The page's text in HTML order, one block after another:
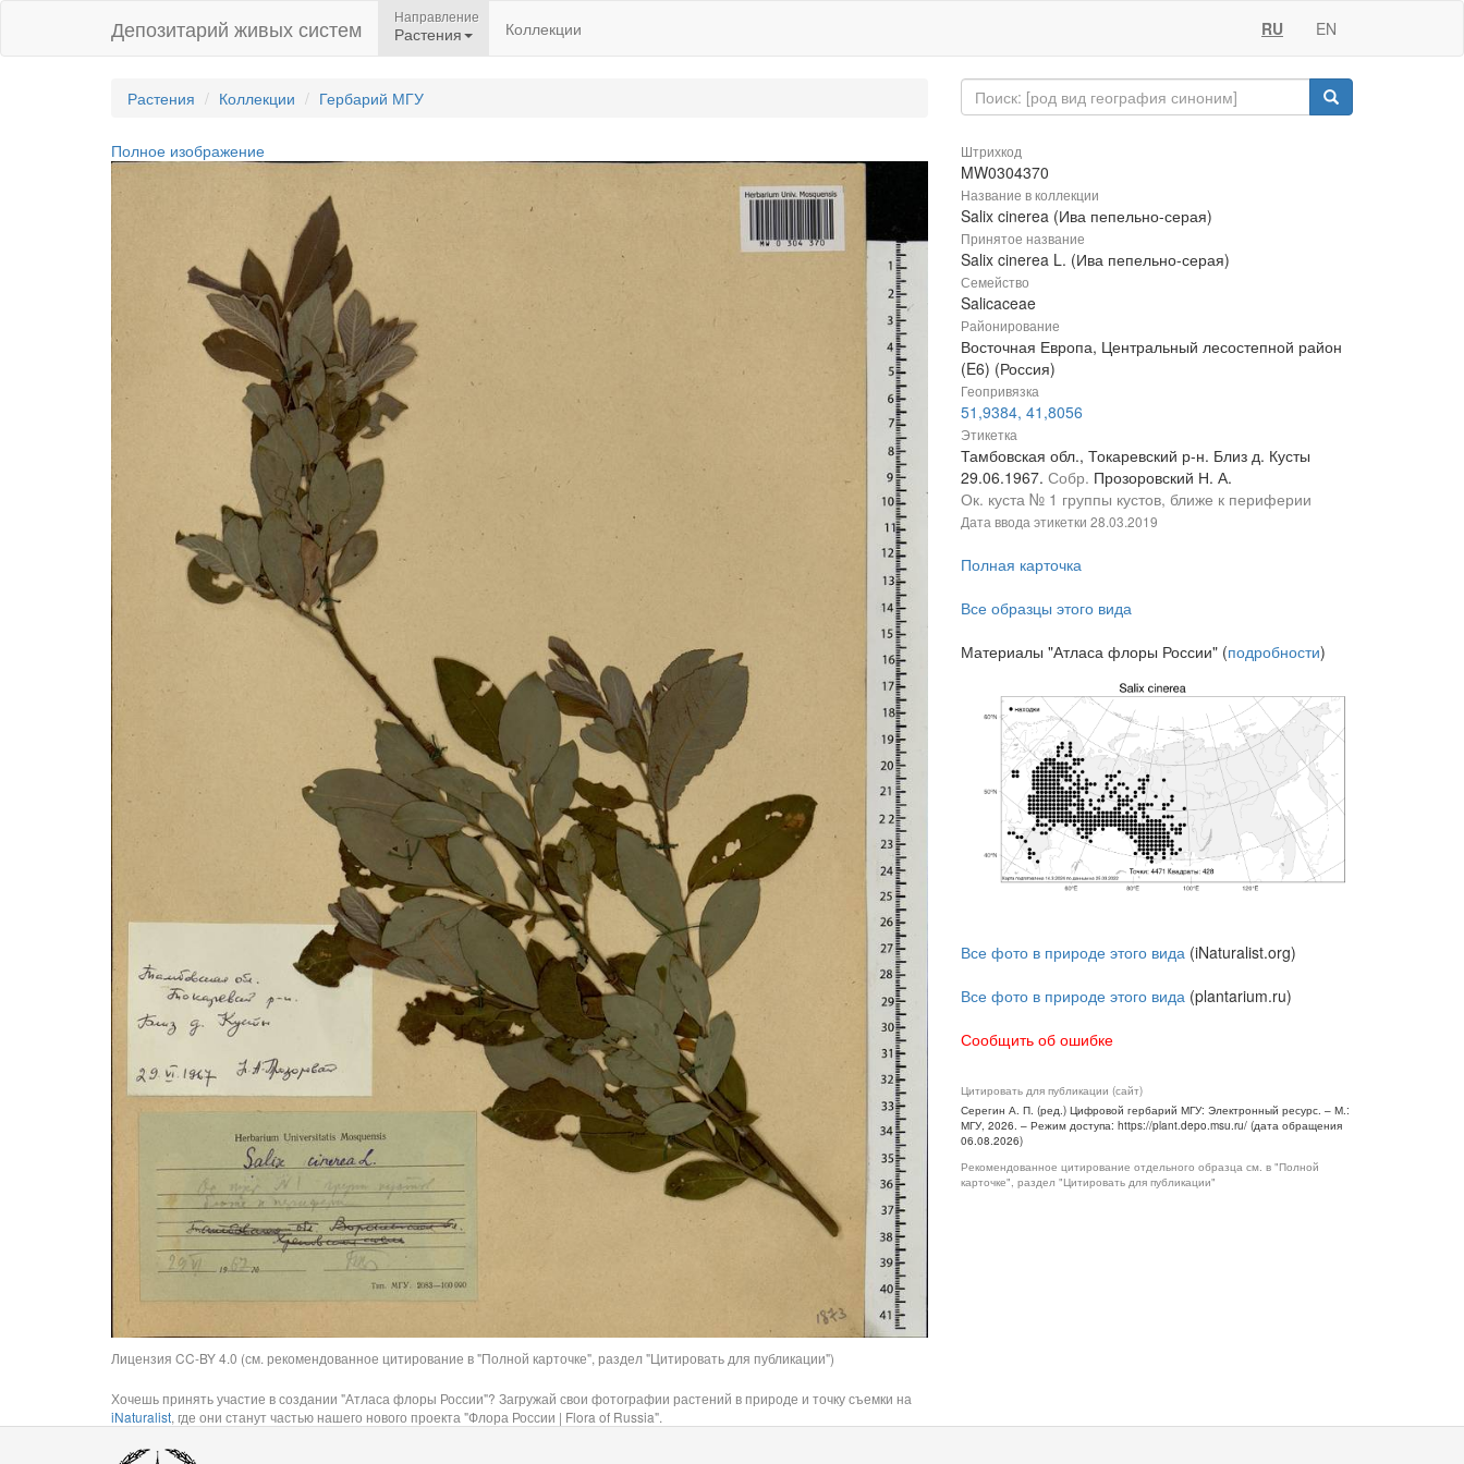
Депозитарий живых систем Направление
Растения Коллекции RU EN
Растения Коллекции Гербарий МГУ
Полное изображение
Лицензия CC-BY 4.0 (см. рекомендованное цитирование в "Полной карточке", раздел "Цитировать для публикации")
Хочешь принять участие в создании "Атласа флоры России"? Загружай свои фотографии растений в природе и точку съемки на
iNaturalist, где они станут частью нашего нового проекта "Флора России | Flora of Russia".
Штрихкод
MW0304370
Название в коллекции
Salix cinerea (Ива пепельно-серая)
Принятое название
Salix cinerea L. (Ива пепельно-серая)
Семейство
Salicaceae
Районирование
Восточная Европа, Центральный лесостепной район
(E6) (Россия)
Геопривязка
51,9384, 41,8056
Этикетка
Тамбовская обл., Токаревский р-н. Близ д. Кусты
29.06.1967. Собр. Прозоровский Н. А.
Ок. куста № 1 группы кустов, ближе к периферии
Дата ввода этикетки 28.03.2019
Полная карточка
Все образцы этого вида
Материалы "Атласа флоры России" (подробности)
Все фото в природе этого вида (iNaturalist.org)
Все фото в природе этого вида (plantarium.ru)
Сообщить об ошибке
Цитировать для публикации (сайт)
Серегин А. П. (ред.) Цифровой гербарий МГУ: Электронный ресурс. – М.:
МГУ, 2026. – Режим доступа: https://plant.depo.msu.ru/ (дата обращения
06.08.2026)
Рекомендованное цитирование отдельного образца см. в "Полной
карточке", раздел "Цитировать для публикации"